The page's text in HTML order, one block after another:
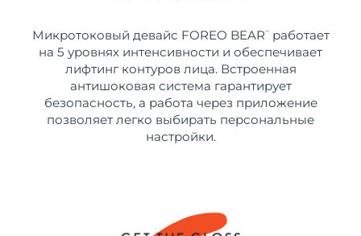
Микротоковый девайс FOREO BEAR ™
работает
на 5 уровнях интенсивности и обеспечивает
лифтинг контуров лица. Встроенная
антишоковая система гарантирует
безопасность, а работа через приложение
позволяет легко выбирать персональные
настройки.